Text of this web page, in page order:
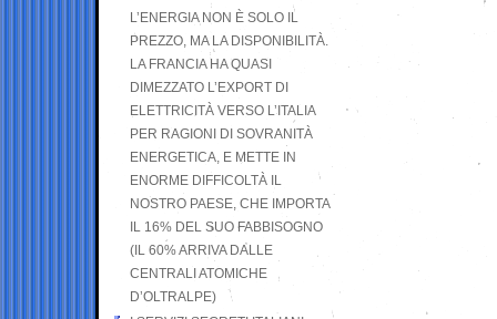
L’ENERGIA NON È SOLO IL
PREZZO, MA LA DISPONIBILITÀ.
LA FRANCIA HA QUASI
DIMEZZATO L’EXPORT DI
ELETTRICITÀ VERSO L’ITALIA
PER RAGIONI DI SOVRANITÀ
ENERGETICA, E METTE IN
ENORME DIFFICOLTÀ IL
NOSTRO PAESE, CHE IMPORTA
IL 16% DEL SUO FABBISOGNO
(IL 60% ARRIVA DALLE
CENTRALI ATOMICHE
D’OLTRALPE)